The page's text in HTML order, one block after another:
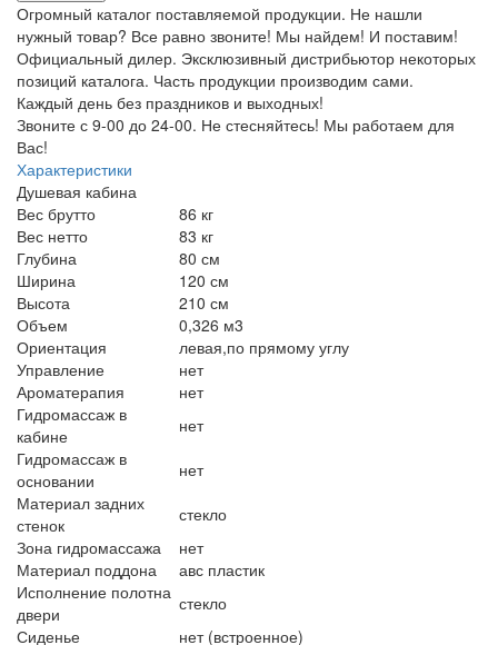
Огромный каталог поставляемой продукции. Не нашли
нужный товар? Все равно звоните! Мы найдем! И поставим!
Официальный дилер. Эксклюзивный дистрибьютор некоторых
позиций каталога. Часть продукции производим сами.
Каждый день без праздников и выходных!
Звоните с 9-00 до 24-00. Не стесняйтесь! Мы работаем для
Вас!
Характеристики
Душевая кабина
Вес брутто
86 кг
Вес нетто
83 кг
Глубина
80 см
Ширина
120 см
Высота
210 см
Объем
0,326 м3
Ориентация
левая,по прямому углу
Управление
нет
Ароматерапия
нет
Гидромассаж в
кабине
нет
Гидромассаж в
основании
нет
Материал задних
стенок
стекло
Зона гидромассажа
нет
Материал поддона
авс пластик
Исполнение полотна
двери
стекло
Сиденье
нет (встроенное)